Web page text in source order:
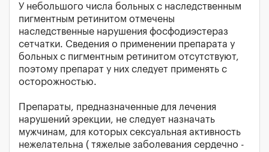
У небольшого числа больных с наследственным
пигментным ретинитом отмечены
наследственные нарушения фосфодиэстераз
сетчатки. Сведения о применении препарата у
больных с пигментным ретинитом отсутствуют,
поэтому препарат у них следует применять с
осторожностью.
Препараты, предназначенные для лечения
нарушений эрекции, не следует назначать
мужчинам, для которых сексуальная активность
нежелательна ( тяжелые заболевания сердечно -